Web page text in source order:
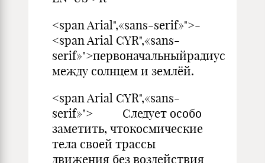
<span Arial",«sans-serif»">-
<span Arial CYR",«sans-
serif»">первоначальныйрадиус
между солнцем и землёй.
<span Arial CYR",«sans-
serif»"> Следует особо
заметить, чтокосмические
тела своей трассы
движения без воздействия